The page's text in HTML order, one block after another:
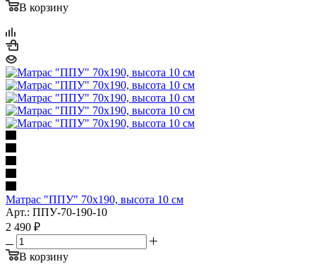
В корзину
Матрас "ППУ" 70x190, высота 10 см
Арт.: ППУ-70-190-10
2 490 ₽
В корзину